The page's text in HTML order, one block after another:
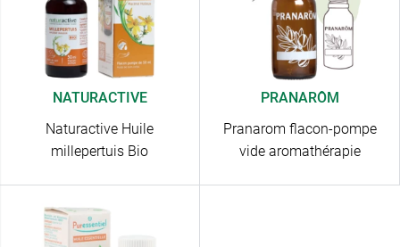
NATURACTIVE
Naturactive Huile
millepertuis Bio
PRANARÔM
Pranarom flacon-pompe
vide aromathérapie